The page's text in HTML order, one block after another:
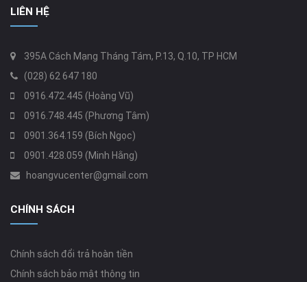
LIÊN HỆ
395A Cách Mạng Tháng Tám, P.13, Q.10, TP HCM
(028) 62 647 180
0916.472.445 (Hoàng Vũ)
0916.748.445 (Phương Tâm)
0901.364.159 (Bích Ngọc)
0901.428.059 (Minh Hằng)
hoangvucenter@gmail.com
CHÍNH SÁCH
Chính sách đổi trả hoàn tiền
Chính sách bảo mật thông tin